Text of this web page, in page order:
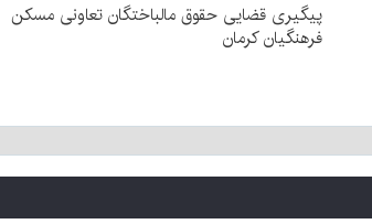
پیگیری قضایی حقوق مالباختگان تعاونی مسکن
فرهنگیان کرمان